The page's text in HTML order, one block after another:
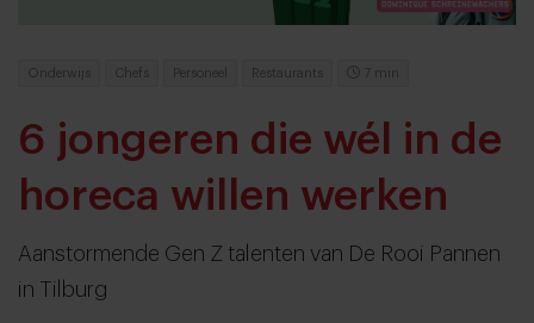
Onderwijs Chefs Personeel Restaurants 7 min
6 jongeren die wél in de
horeca willen werken
Aanstormende Gen Z talenten van De Rooi Pannen
in Tilburg